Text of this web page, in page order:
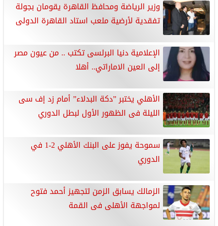
وزير الرياضة ومحافظ القاهرة يقومان بجولة
تفقدية لأرضية ملعب استاد القاهرة الدولى
الإعلامية دنيا البرلسى تكتب .. من عيون مصر
إلى العين الاماراتي.. أهلا
الأهلي يختبر ”دكة البدلاء” أمام زد إف سى
الليلة فى الظهور الأول لبطل الدوري
سموحة يفوز على البنك الأهلي 2-1 في
الدوري
الزمالك يسابق الزمن لتجهيز أحمد فتوح
لمواجهة الأهلى فى القمة